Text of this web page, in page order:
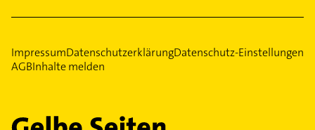
ImpressumDatenschutzerklärungDatenschutz-Einstellungen
AGBInhalte melden